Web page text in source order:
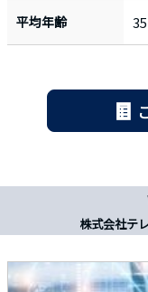
平均年齢
株式会社テ